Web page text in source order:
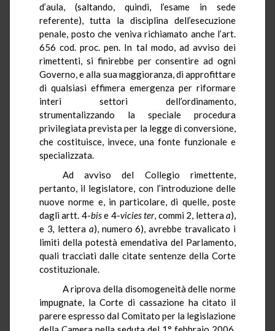
d’aula, (saltando, quindi, l’esame in sede
referente), tutta la disciplina dell’esecuzione
penale, posto che veniva richiamato anche l’art.
656 cod.proc.pen. In tal modo, ad avviso dei
rimettenti, si finirebbe per consentire ad ogni
Governo, e alla sua maggioranza, di approfittare
di qualsiasi effimera emergenza per riformare
interi settori dell’ordinamento,
strumentalizzando la speciale procedura
privilegiata prevista per la legge di conversione,
che costituisce, invece, una fonte funzionale e
specializzata.
Ad avviso del Collegio rimettente,
pertanto, il legislatore, con l’introduzione delle
nuove norme e, in particolare, di quelle, poste
dagli artt. 4-bise 4-vicies ter, commi 2, letteraa),
e 3, lettera a), numero 6), avrebbe travalicato i
limiti della potestà emendativa del Parlamento,
quali tracciati dalle citate sentenze della Corte
costituzionale.
A riprova della disomogeneità delle norme
impugnate, la Corte di cassazione ha citato il
parere espresso dal Comitato per la legislazione